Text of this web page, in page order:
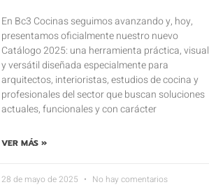
En Bc3 Cocinas seguimos avanzando y, hoy,
presentamos oficialmente nuestro nuevo
Catálogo 2025: una herramienta práctica, visual
y versátil diseñada especialmente para
arquitectos, interioristas, estudios de cocina y
profesionales del sector que buscan soluciones
actuales, funcionales y con carácter
VER MÁS »
28 de mayo de 2025 No hay comentarios